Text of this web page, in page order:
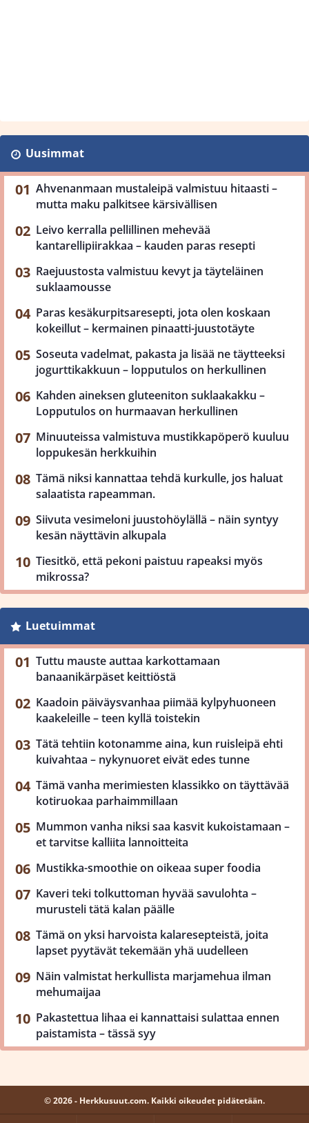
Uusimmat
Ahvenanmaan mustaleipä valmistuu hitaasti –
mutta maku palkitsee kärsivällisen
Leivo kerralla pellillinen mehevää
kantarellipiirakkaa – kauden paras resepti
Raejuustosta valmistuu kevyt ja täyteläinen
suklaamousse
Paras kesäkurpitsaresepti, jota olen koskaan
kokeillut – kermainen pinaatti-juustotäyte
Soseuta vadelmat, pakasta ja lisää ne täytteeksi
jogurttikakkuun – lopputulos on herkullinen
Kahden aineksen gluteeniton suklaakakku –
Lopputulos on hurmaavan herkullinen
Minuuteissa valmistuva mustikkapöperö kuuluu
loppukesän herkkuihin
Tämä niksi kannattaa tehdä kurkulle, jos haluat
salaatista rapeamman.
Siivuta vesimeloni juustohöylällä – näin syntyy
kesän näyttävin alkupala
Tiesitkö, että pekoni paistuu rapeaksi myös
mikrossa?
Luetuimmat
Tuttu mauste auttaa karkottamaan
banaanikärpäset keittiöstä
Kaadoin päiväysvanhaa piimää kylpyhuoneen
kaakeleille – teen kyllä toistekin
Tätä tehtiin kotonamme aina, kun ruisleipä ehti
kuivahtaa – nykynuoret eivät edes tunne
Tämä vanha merimiesten klassikko on täyttävää
kotiruokaa parhaimmillaan
Mummon vanha niksi saa kasvit kukoistamaan –
et tarvitse kalliita lannoitteita
Mustikka-smoothie on oikeaa super foodia
Kaveri teki tolkuttoman hyvää savulohta –
murusteli tätä kalan päälle
Tämä on yksi harvoista kalaresepteistä, joita
lapset pyytävät tekemään yhä uudelleen
Näin valmistat herkullista marjamehua ilman
mehumaijaa
Pakastettua lihaa ei kannattaisi sulattaa ennen
paistamista – tässä syy
© 2026 - Herkkusuut.com. Kaikki oikeudet pidätetään.